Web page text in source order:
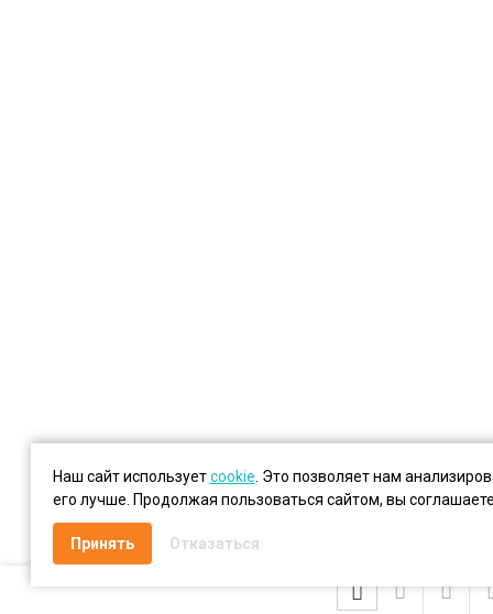
Наш сайт используетcookie . Это позволяет нам
его лучше. Продолжая пользоваться сайтом, вы
Принять Отказаться